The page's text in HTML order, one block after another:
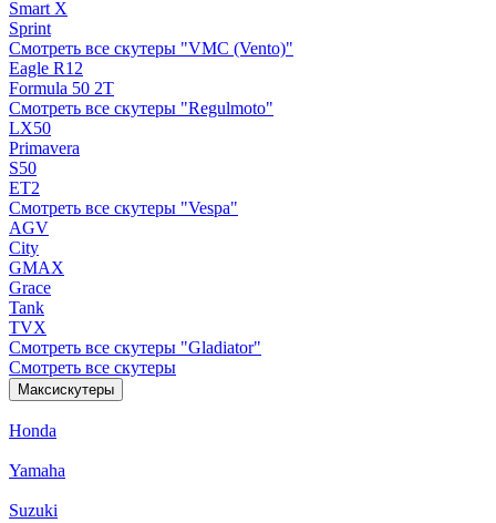
Smart X
Sprint
Смотреть все скутеры "VMC (Vento)"
Eagle R12
Formula 50 2Т
Смотреть все скутеры "Regulmoto"
LX50
Primavera
S50
ET2
Смотреть все скутеры "Vespa"
AGV
City
GMAX
Grace
Tank
TVX
Смотреть все скутеры "Gladiator"
Смотреть все скутеры
Максискутеры
Honda
Yamaha
Suzuki